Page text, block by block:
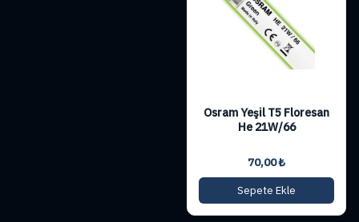
Osram Yeşil T5 Floresan
He 21W/66
70,00₺
Sepete Ekle